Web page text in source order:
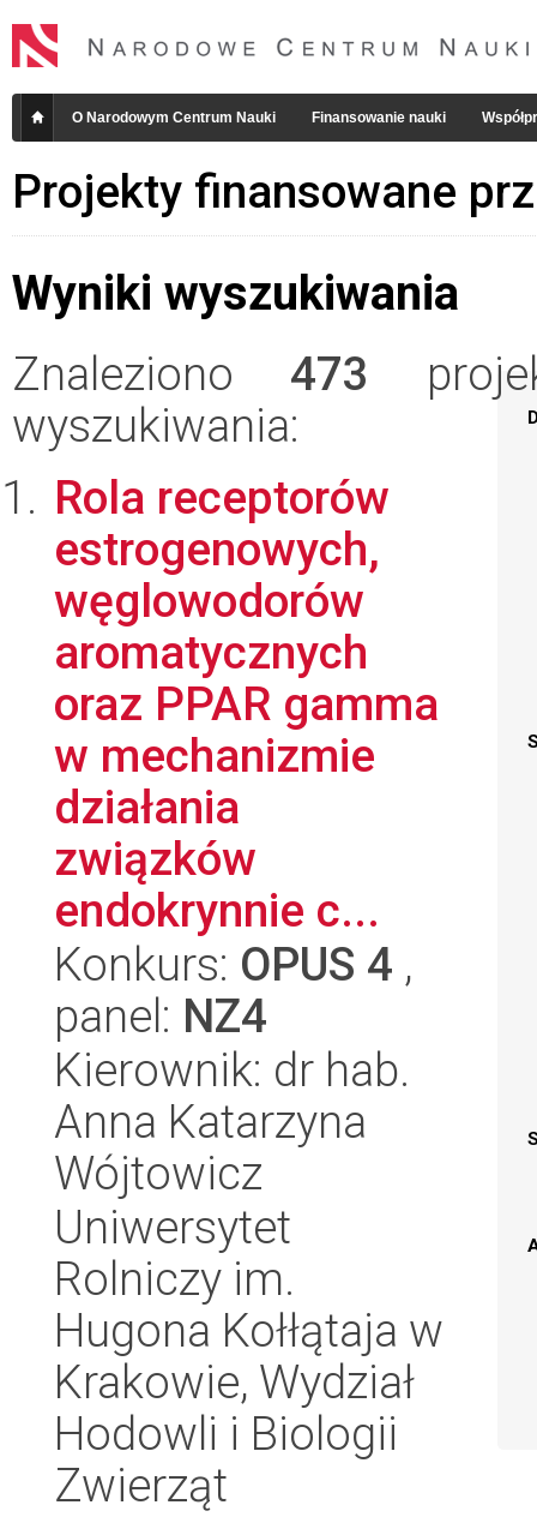
O Narodowym Centrum Nauki Finansowanie nauki
Projekty finansowane
Wyniki wyszukiwania
Znaleziono 473
wyszukiwania:
Rola receptorów
estrogenowych,
węglowodorów
aromatycznych
oraz PPAR gamma
w mechanizmie
działania
związków
endokrynnie c...
Konkurs: OPUS 4 ,
panel: NZ4
Kierownik: dr hab.
Anna Katarzyna
Wójtowicz
Uniwersytet
Rolniczy im.
Hugona Kołłątaja w
Krakowie, Wydział
Hodowli i Biologii
Zwierząt